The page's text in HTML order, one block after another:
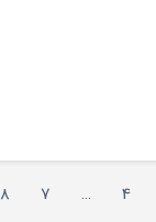
4
…
7
8